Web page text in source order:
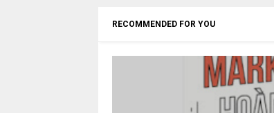
RECOMMENDED FOR YOU